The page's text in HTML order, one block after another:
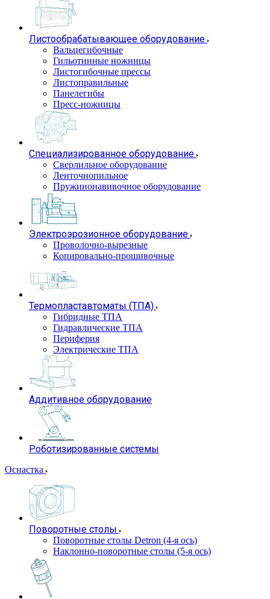
Листообрабатывающее оборудование
Вальцегибочные
Гильотинные ножницы
Листогибочные прессы
Листоправильные
Панелегибы
Пресс-ножницы
Специализированное оборудование
Сверлильное оборудование
Ленточнопильное
Пружинонавивочное оборудование
Электроэрозионное оборудование
Проволочно-вырезные
Копировально-прошивочные
Термопластавтоматы (ТПА)
Гибридные ТПА
Гидравлические ТПА
Периферия
Электрические ТПА
Аддитивное оборудование
Роботизированные системы
Оснастка
Поворотные столы
Поворотные столы Detron (4-я ось)
Наклонно-поворотные столы (5-я ось)